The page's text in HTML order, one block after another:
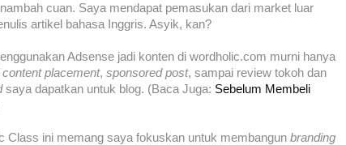
cuan. Saya mendapat pemasukan dari market luar
artikel bahasa Inggris. Asyik, kan?
Adsense jadi konten di wordholic.com murni hanya
content placement, sponsored post, sampai review tokoh dan
saya dapatkan untuk blog. (Baca Juga: Sebelum Membeli
Class ini memang saya fokuskan untuk membangun branding